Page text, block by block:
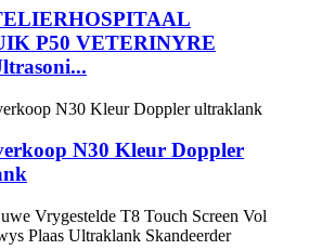
P50 VETERINYRE
N30 Kleur Doppler